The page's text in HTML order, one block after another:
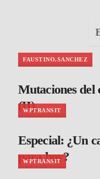
FAUSTINO.SANCHEZ
Mutaciones del
(II)
WPTRANSIT
Especial: ¿Un
para hoy?
WPTRANSIT